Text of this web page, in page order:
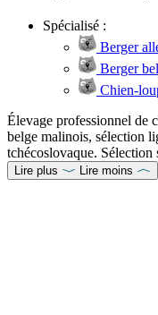
Spécialisé :
Berger
Berger
Chien-
Élevage professionnel de
belge malinois, sélection
tchécoslovaque. Sélection
Lire plus Lire moins